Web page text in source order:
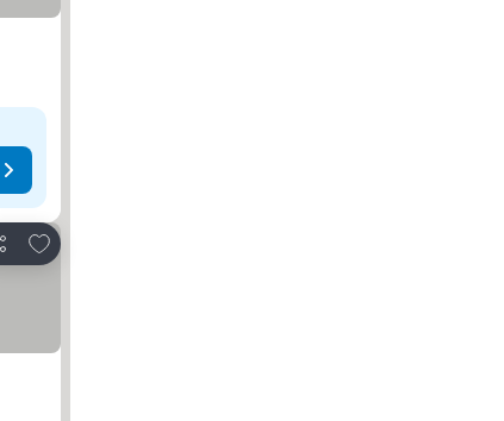
Adicionar aos favoritos